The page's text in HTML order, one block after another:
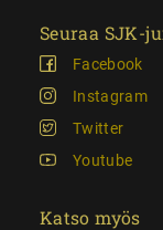
Seuraa SJK-
Facebook
Instagram
Twitter
Youtube
Katso myös